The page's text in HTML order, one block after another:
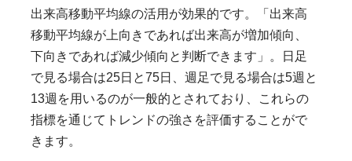
出来高移動平均線の活用が効果的です。「出来高
移動平均線が上向きであれば出来高が増加傾向、
下向きであれば減少傾向と判断できます」。日足
で見る場合は25日と75日、週足で見る場合は5週と
13週を用いるのが一般的とされており、これらの
指標を通じてトレンドの強さを評価することがで
きます。